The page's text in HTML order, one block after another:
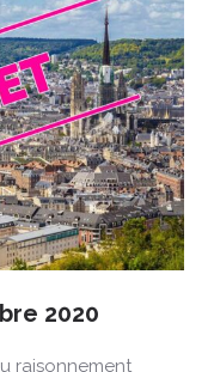
2020
raisonnement